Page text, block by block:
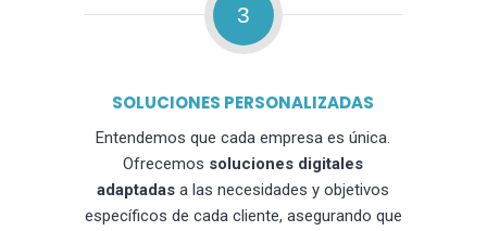
3
SOLUCIONES PERSONALIZADAS
Entendemos que cada empresa es única.
Ofrecemos soluciones digitales
adaptadas a las necesidades y objetivos
específicos de cada cliente, asegurando que